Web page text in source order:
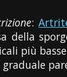
:
della
più
graduale